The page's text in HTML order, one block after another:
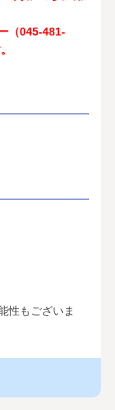
（045-481-
性もございま